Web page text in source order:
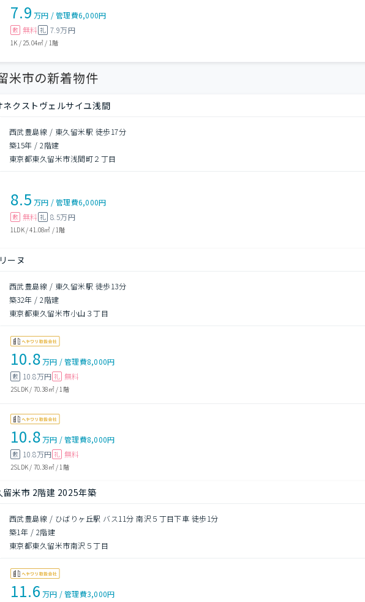
7.9 万円 /管理費6,000円
敷 無料 礼 7.9万円
1K / 25.04㎡ / 1階
米市の新着物件
ネクストヴェルサイユ浅間
西武豊島線 / 東久留米駅 徒歩17分
築15年 /2階建
東京都東久留米市浅間町２丁目
8.5 万円 /管理費6,000円
敷 無料 礼 8.5万円
1LDK/41.08㎡ / 1階
ーヌ
西武豊島線 / 東久留米駅 徒歩13分
築32年 /2階建
東京都東久留米市小山３丁目
10.8万円 /管理費8,000円
敷 10.8万円 礼 無料
2SLDK / 70.38㎡/1階
10.8万円 /管理費8,000円
敷 10.8万円 礼 無料
2SLDK / 70.38㎡/1階
留米市 2階建 2025年築
西武豊島線 / ひばりヶ丘駅 バス11分 南沢５丁目下車 徒歩1分
築1年 / 2階建
東京都東久留米市南沢５丁目
11.6 万円 /管理費3,000円